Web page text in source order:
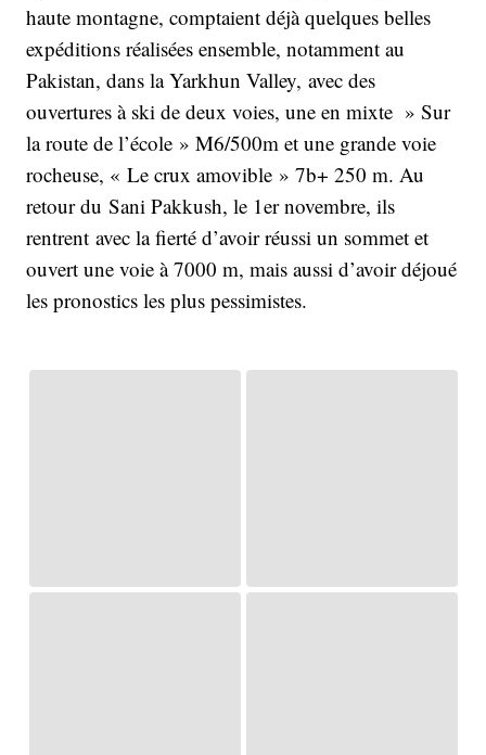
haute montagne, comptaient déjà quelques belles
expéditions réalisées ensemble, notamment au
Pakistan, dans la Yarkhun Valley, avec des
ouvertures à ski de deux voies, une en mixte » Sur
la route de l’école » M6/500m et une grande voie
rocheuse, « Le crux amovible » 7b+ 250 m. Au
retour du Sani Pakkush, le 1er novembre, ils
rentrent avec la fierté d’avoir réussi un sommet et
ouvert une voie à 7000 m, mais aussi d’avoir déjoué
les pronostics les plus pessimistes.